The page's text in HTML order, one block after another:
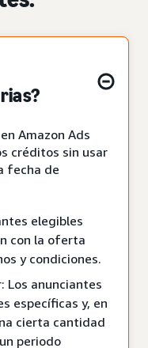
Amazon Ads
créditos sin usar
fecha de
elegibles
con la oferta
y condiciones.
Los anunciantes
específicas y, en
cierta cantidad
periodo